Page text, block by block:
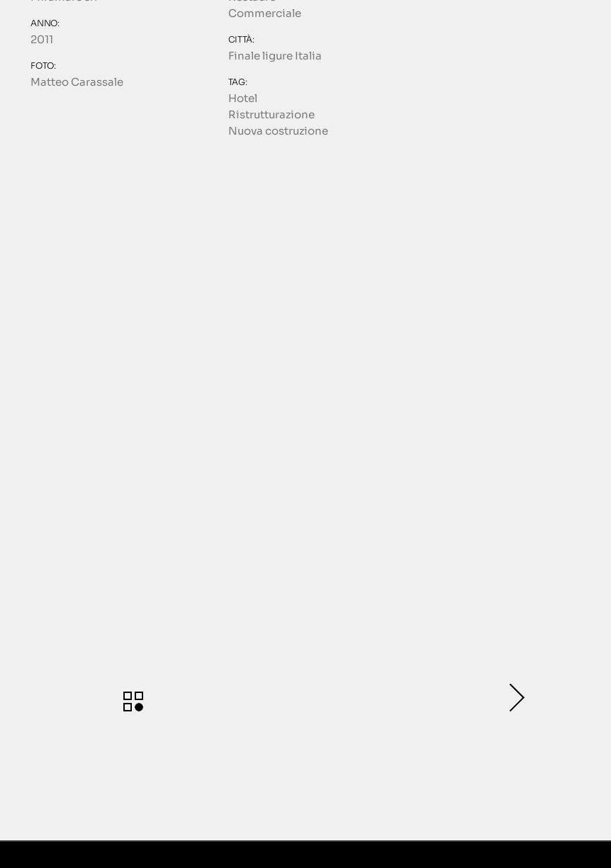
ANNO:
2011
FOTO:
Matteo Carassale
Commerciale
CITTÀ:
Finale ligure Italia
TAG:
Hotel
Ristrutturazione
Nuova costruzione